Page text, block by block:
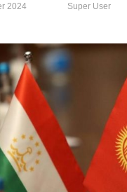
2024 Super User